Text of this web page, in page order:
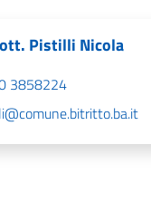
Pistilli Nicola
3858224